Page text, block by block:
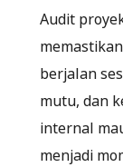
Audit
berjalan
mutu, dan
internal
menjadi